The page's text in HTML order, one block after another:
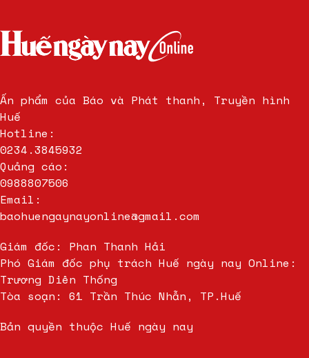
Ấn phẩm của Báo và Phát thanh, Truyền hình
Huế
Hotline:
0234.3845932
Quảng cáo:
0988807506
Email:
baohuengaynayonline@gmail.com
Giám đốc: Phan Thanh Hải
Phó Giám đốc phụ trách Huế ngày nay Online:
Trương Diên Thống
Tòa soạn: 61 Trần Thúc Nhẫn, TP.Huế
Bản quyền thuộc Huế ngày nay